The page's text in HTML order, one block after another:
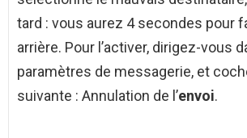
tard : vous aurez 4 secondes pour
arrière. Pour l’activer, dirigez-vous
paramètres de messagerie, et
suivante : Annulation de l’envoi.